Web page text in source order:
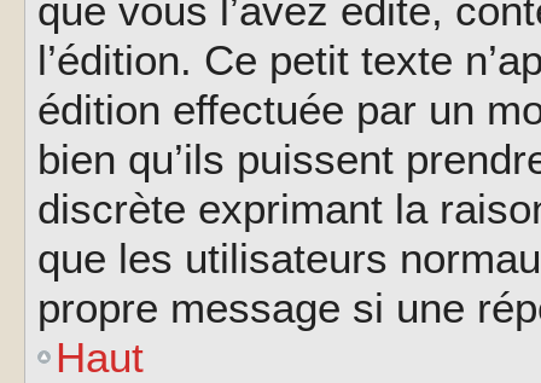
que vous l’avez édité,
l’édition. Ce petit texte
édition effectuée par un
bien qu’ils puissent
discrète exprimant la
que les utilisateurs
propre message si une
Haut